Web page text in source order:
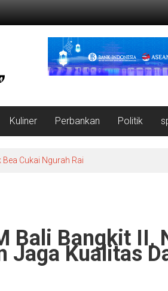
Kuliner Perbankan Politik
Bea Cukai Ngurah Rai
Bali Bangkit II,
Jaga Kualitas